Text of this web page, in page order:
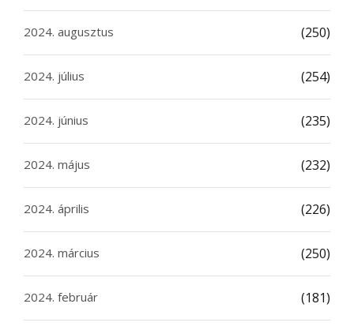
2024. augusztus (250)
2024. július (254)
2024. június (235)
2024. május (232)
2024. április (226)
2024. március (250)
2024. február (181)